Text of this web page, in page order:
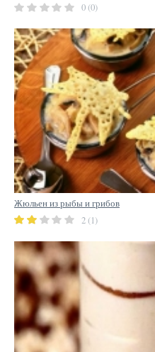
0 (0)
Жюльен из рыбы и грибов
2 (1)